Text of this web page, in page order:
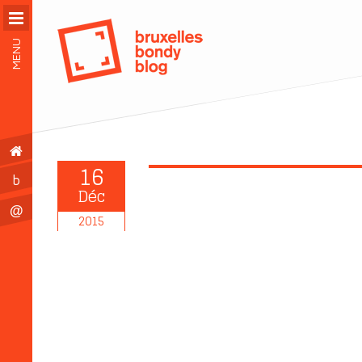
MENU
b
@
16
Déc
2015